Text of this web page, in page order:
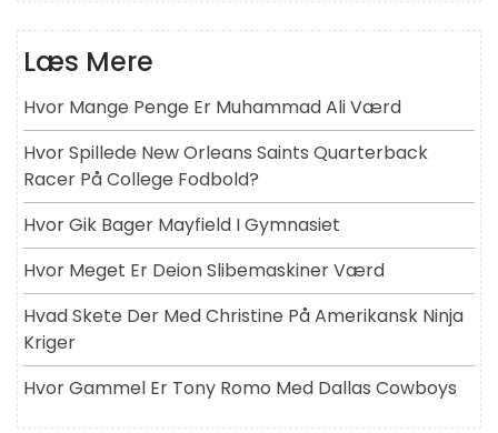
Læs Mere
Hvor Mange Penge Er Muhammad Ali Værd
Hvor Spillede New Orleans Saints Quarterback
Racer På College Fodbold?
Hvor Gik Bager Mayfield I Gymnasiet
Hvor Meget Er Deion Slibemaskiner Værd
Hvad Skete Der Med Christine På Amerikansk Ninja
Kriger
Hvor Gammel Er Tony Romo Med Dallas Cowboys